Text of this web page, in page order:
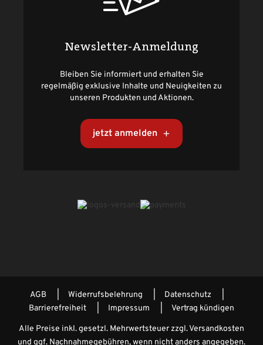
Newsletter-Anmeldung
Bleiben Sie informiert und erhalten Sie
regelmäßig exklusive Inhalte und Neuigkeiten zu
unseren Produkten und Aktionen.
jetzt anmelden
AGB Widerrufsbelehrung
Datenschutz
Barrierefreiheit
Impressum Vertrag kündigen
Alle Preise inkl. gesetzl. Mehrwertsteuer zzgl.Versandkosten
und ggf. Nachnahmegebühren, wenn nicht anders angegeben.